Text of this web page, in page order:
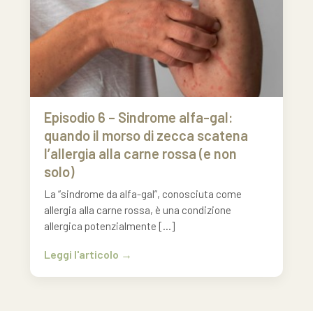
Episodio 6 – Sindrome alfa-gal:
quando il morso di zecca scatena
l’allergia alla carne rossa (e non
solo)
La “sindrome da alfa-gal”, conosciuta come
allergia alla carne rossa, è una condizione
allergica potenzialmente […]
Leggi l'articolo